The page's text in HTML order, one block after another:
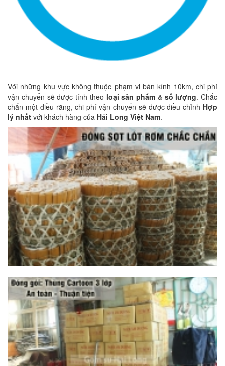
Với những khu vực không thuộc phạm vi bán kính 10km, chi phí
vận chuyển sẽ được tính theo loại sản phẩm & số lượng. Chắc
chắn một điều rằng, chi phí vận chuyển sẽ được điều chỉnh Hợp
lý nhất với khách hàng của Hải Long Việt Nam.